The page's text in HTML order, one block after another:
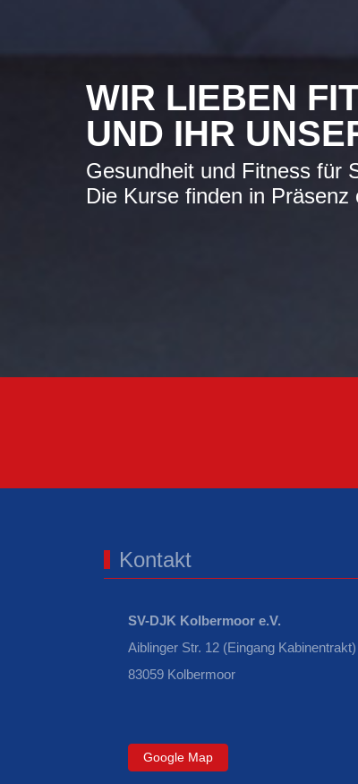
WIR LIEBEN
UND IHR
Gesundheit und Fitness für
Die Kurse finden in
Kontakt
SV-DJK Kolbermoor e.V.
Aiblinger Str. 12 (Eingang Kabinentrakt)
83059 Kolbermoor
Google Map